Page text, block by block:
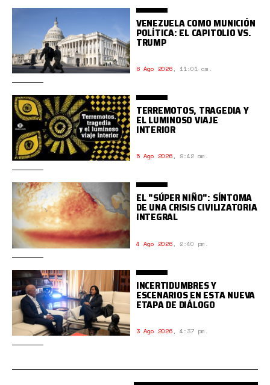
VENEZUELA COMO MUNICIÓN
POLÍTICA: EL CAPITOLIO VS.
TRUMP
6 Ago 2026, 11:01 am.
TERREMOTOS, TRAGEDIA Y
EL LUMINOSO VIAJE
INTERIOR
5 Ago 2026, 9:42 am.
EL "SÚPER NIÑO": SÍNTOMA
DE UNA CRISIS CIVILIZATORIA
INTEGRAL
4 Ago 2026, 2:40 pm.
INCERTIDUMBRES Y
ESCENARIOS EN ESTA NUEVA
ETAPA DE DIÁLOGO
3 Ago 2026, 4:37 pm.